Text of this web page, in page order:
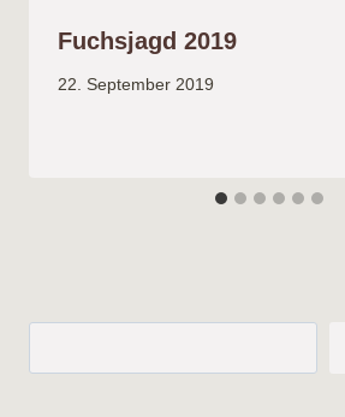
Fuchsjagd 2019
22. September 2019